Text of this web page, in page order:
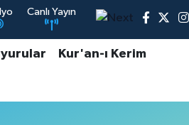
Canlı Yayın
Kur'an-ı Kerim